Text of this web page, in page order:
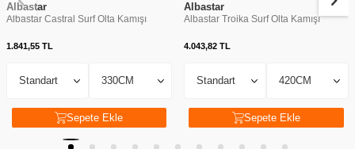
Albastar
Albastar Castral Surf Olta Kamışı
1.841,55 TL
Sepete Ekle
Albastar
Albastar Troika Surf Olta Kamışı
4.043,82TL
Sepete Ekle